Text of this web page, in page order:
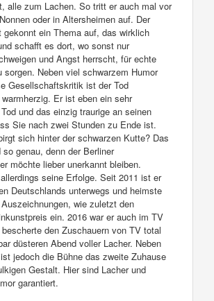
alle zum Lachen. So tritt er auch mal vor
oder in Altersheimen auf. Der
gekonnt ein Thema auf, das wirklich
schafft es dort, wo sonst nur
und Angst herrscht, für echte
sorgen. Neben viel schwarzem Humor
Gesellschaftskritik ist der Tod
Er ist eben ein sehr
und das einzig traurige an seinen
Sie nach zwei Stunden zu Ende ist.
sich hinter der schwarzen Kutte? Das
genau, denn der Berliner
möchte lieber unerkannt bleiben.
seine Erfolge. Seit 2011 ist er
Deutschlands unterwegs und heimste
wie zuletzt den
ein. 2016 war er auch im TV
den Zuschauern von TV total
düsteren Abend voller Lacher. Neben
jedoch die Bühne das zweite Zuhause
Gestalt. Hier sind Lacher und
garantiert.